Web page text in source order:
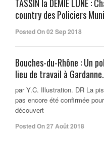
TASSIN la DEMIE LUNE :
country des Policiers
Posted On 02 Sep 2018
Bouches-du-Rhône : Un
lieu de travail à Gardanne.
par Y.C. Illustration. DR La
pas encore été confirmée
découvert
Posted On 27 Août 2018